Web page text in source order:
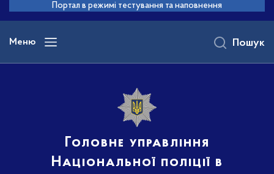
основного
вмісту
Портал в режимі тестування та наповнення
Меню
Головне управління
Національної поліції в
Пошук